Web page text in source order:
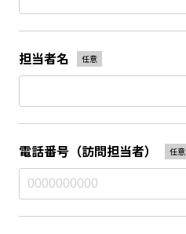
担当者名 任意
電話番号 （訪問担当者） 任意